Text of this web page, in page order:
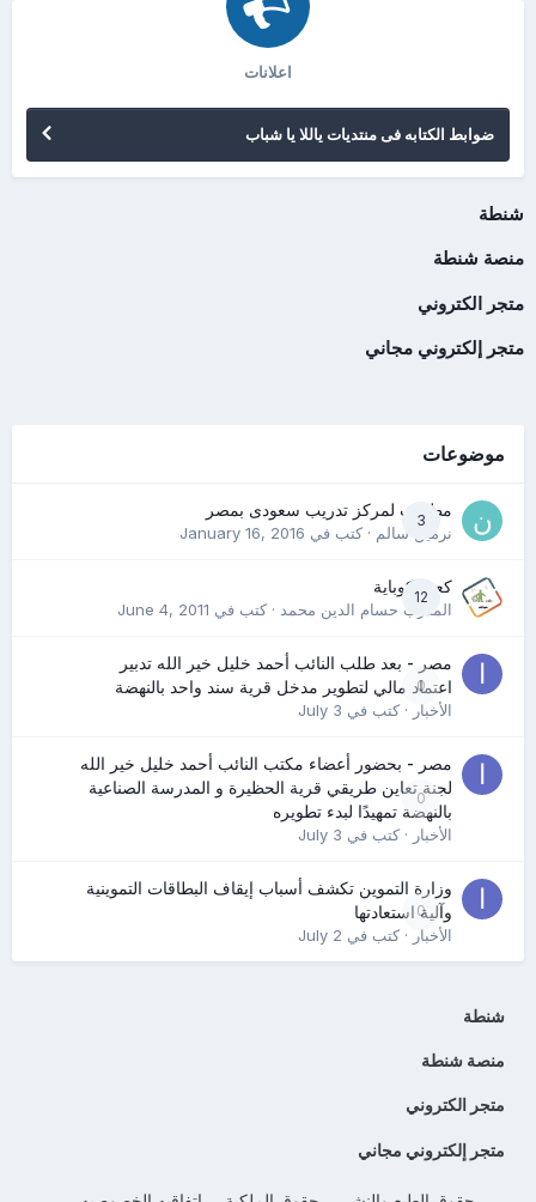
اعلانات
ضوابط الكتابه فى منتديات ياللا يا شباب
شنطة
منصة شنطة
متجر الكتروني
متجر إلكتروني مجاني
موضوعات
3
مطلوب لمركز تدريب سعودى بمصر
نرمين سالم· كتب في January 16, 2016
12
كعب كوباية
المدرب حسام الدين محمد· كتب في June 4, 2011
0
مصر - بعد طلب النائب أحمد خليل خير الله تدبير
اعتماد مالي لتطوير مدخل قرية سند واحد بالنهضة
الأخبار· كتب في July 3
0
مصر - بحضور أعضاء مكتب النائب أحمد خليل خير الله
لجنة تعاين طريقي قرية الحظيرة و المدرسة الصناعية
بالنهضة تمهيدًا لبدء تطويره
الأخبار· كتب في July 3
0
وزارة التموين تكشف أسباب إيقاف البطاقات التموينية
وآلية استعادتها
الأخبار· كتب في July 2
شنطة
منصة شنطة
متجر الكتروني
متجر إلكتروني مجاني